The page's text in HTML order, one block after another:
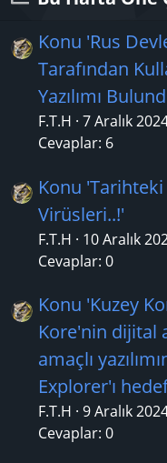
Konu 'Rus
Tarafından
Yazılımı
F.T.H 7 Aralık
Cevaplar: 6
Konu
Virüsleri..!'
F.T.H
10 Aralık
Cevaplar: 0
Konu 'Kuzey
Kore'nin dijital
amaçlı
Explorer'ı
F.T.H 9 Aralık
Cevaplar: 0